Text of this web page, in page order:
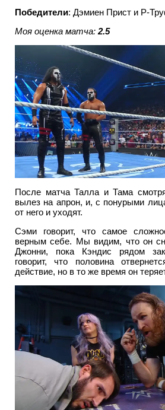
Победители: Дэмиен Прист и Р-
Моя оценка матча: 2.5
После матча Талла и Тама
вылез на апрон, и, с понурыми
от него и уходят.
Сэми говорит, что самое
верным себе. Мы видим, что он
Джонни, пока Кэндис рядом
говорит, что половина
действие, но в то же время он